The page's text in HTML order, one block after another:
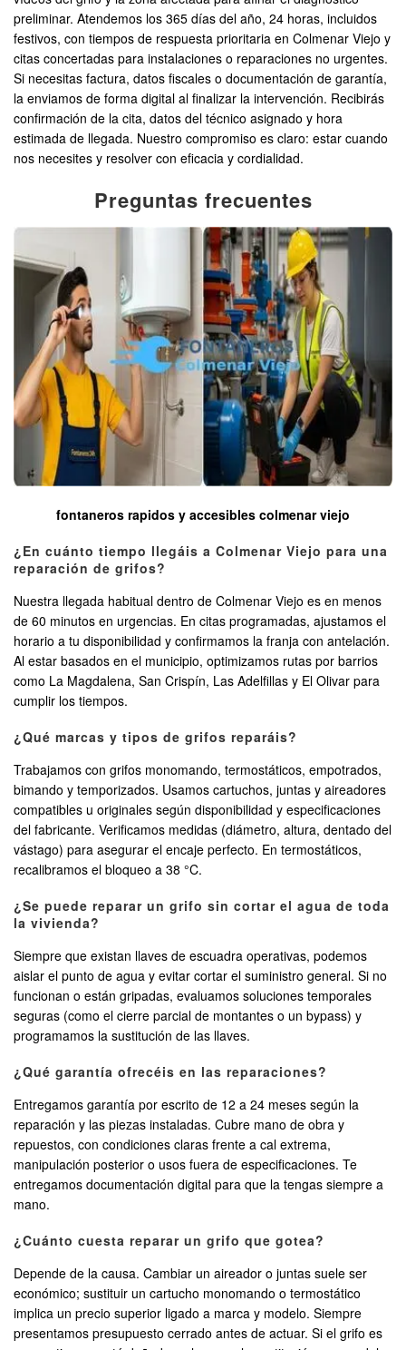
preliminar. Atendemos los 365 días del año, 24 horas, incluidos
festivos, con tiempos de respuesta prioritaria en Colmenar Viejo y
citas concertadas para instalaciones o reparaciones no urgentes.
Si necesitas factura, datos fiscales o documentación de garantía,
la enviamos de forma digital al finalizar la intervención. Recibirás
confirmación de la cita, datos del técnico asignado y hora
estimada de llegada. Nuestro compromiso es claro: estar cuando
nos necesites y resolver con eficacia y cordialidad.
Preguntas frecuentes
fontaneros rapidos y accesibles colmenar viejo
¿En cuánto tiempo llegáis a Colmenar Viejo para una
reparación de grifos?
Nuestra llegada habitual dentro de Colmenar Viejo es en menos
de 60 minutos en urgencias. En citas programadas, ajustamos el
horario a tu disponibilidad y confirmamos la franja con antelación.
Al estar basados en el municipio, optimizamos rutas por barrios
como La Magdalena, San Crispín, Las Adelfillas y El Olivar para
cumplir los tiempos.
¿Qué marcas y tipos de grifos reparáis?
Trabajamos con grifos monomando, termostáticos, empotrados,
bimando y temporizados. Usamos cartuchos, juntas y aireadores
compatibles u originales según disponibilidad y especificaciones
del fabricante. Verificamos medidas (diámetro, altura, dentado del
vástago) para asegurar el encaje perfecto. En termostáticos,
recalibramos el bloqueo a 38 °C.
¿Se puede reparar un grifo sin cortar el agua de toda
la vivienda?
Siempre que existan llaves de escuadra operativas, podemos
aislar el punto de agua y evitar cortar el suministro general. Si no
funcionan o están gripadas, evaluamos soluciones temporales
seguras (como el cierre parcial de montantes o un bypass) y
programamos la sustitución de las llaves.
¿Qué garantía ofrecéis en las reparaciones?
Entregamos garantía por escrito de 12 a 24 meses según la
reparación y las piezas instaladas. Cubre mano de obra y
repuestos, con condiciones claras frente a cal extrema,
manipulación posterior o usos fuera de especificaciones. Te
entregamos documentación digital para que la tengas siempre a
mano.
¿Cuánto cuesta reparar un grifo que gotea?
Depende de la causa. Cambiar un aireador o juntas suele ser
económico; sustituir un cartucho monomando o termostático
implica un precio superior ligado a marca y modelo. Siempre
presentamos presupuesto cerrado antes de actuar. Si el grifo es